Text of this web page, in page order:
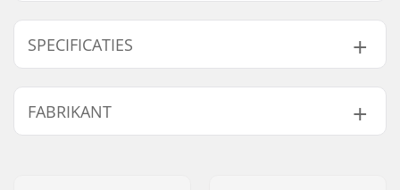
SPECIFICATIES
Gender: Men,Unisex
Nek:
Design:
Front Graphic
FABRIKANT